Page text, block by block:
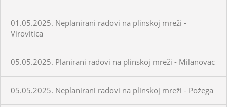
01.05.2025. Neplanirani radovi na plinskoj mreži -
Virovitica
05.05.2025. Planirani radovi na plinskoj mreži - Milanovac
05.05.2025. Neplanirani radovi na plinskoj mreži - Požega